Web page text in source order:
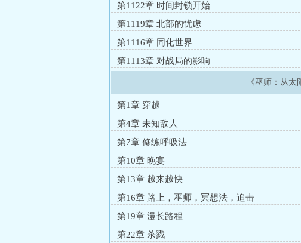
第1122章 时间封锁开始
第1119章 北部的忧虑
第1116章 同化世界
第1113章 对战局的影响
《巫师：从
第1章 穿越
第4章 未知敌人
第7章 修练呼吸法
第10章 晚宴
第13章 越来越快
第16章 路上，巫师，冥想法，追击
第19章 漫长路程
第22章 杀戮